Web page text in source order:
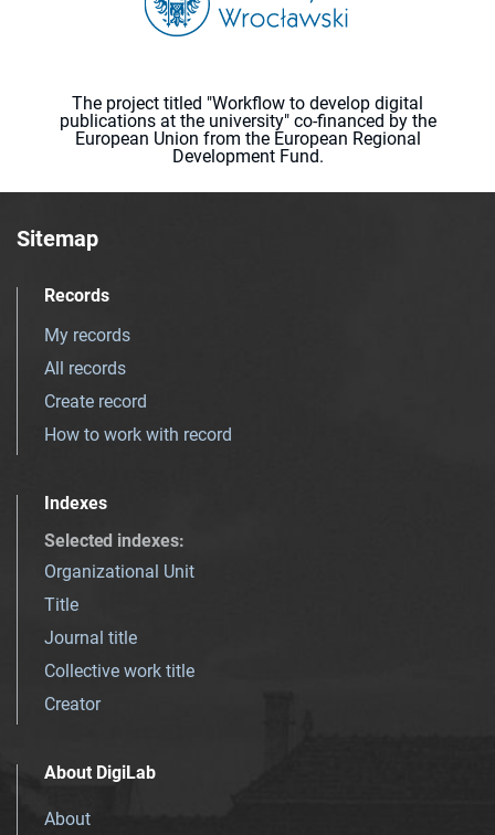
The project titled "Workflow to develop digital
publications at the university" co-financed by the
European Union from the European Regional
Development Fund.
Sitemap
Records
My records
All records
Create record
How to work with record
Indexes
Selected indexes:
Organizational Unit
Title
Journal title
Collective work title
Creator
About DigiLab
About